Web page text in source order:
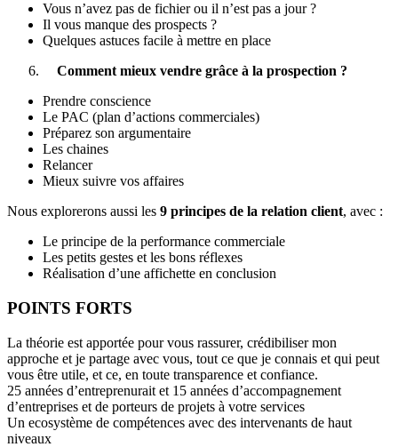
Vous n’avez pas de fichier ou il n’est pas a jour ?
Il vous manque des prospects ?
Quelques astuces facile à mettre en place
Comment mieux vendre grâce à la prospection ?
Prendre conscience
Le PAC (plan d’actions commerciales)
Préparez son argumentaire
Les chaines
Relancer
Mieux suivre vos affaires
Nous explorerons aussi les 9 principes de la relation client, avec :
Le principe de la performance commerciale
Les petits gestes et les bons réflexes
Réalisation d’une affichette en conclusion
POINTS FORTS
La théorie est apportée pour vous rassurer, crédibiliser mon
approche et je partage avec vous, tout ce que je connais et qui peut
vous être utile, et ce, en toute transparence et confiance.
25 années d’entreprenurait et 15 années d’accompagnement
d’entreprises et de porteurs de projets à votre services
Un ecosystème de compétences avec des intervenants de haut
niveaux